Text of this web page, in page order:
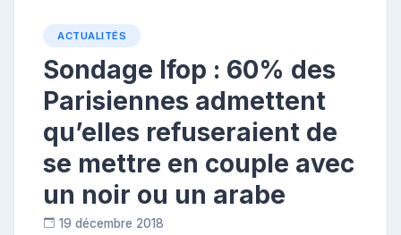
ACTUALITÉS
Sondage Ifop : 60% des
Parisiennes admettent
qu’elles refuseraient de
se mettre en couple avec
un noir ou un arabe
19 décembre 2018